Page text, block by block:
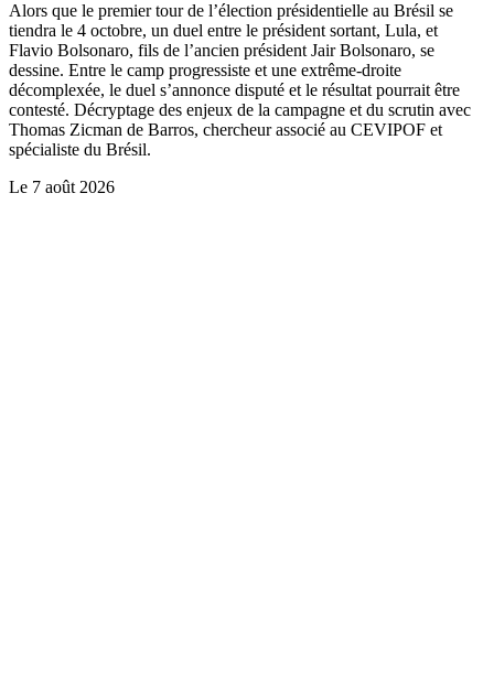
Alors que le premier tour de l’élection présidentielle au Brésil se
tiendra le 4 octobre, un duel entre le président sortant, Lula, et
Flavio Bolsonaro, fils de l’ancien président Jair Bolsonaro, se
dessine. Entre le camp progressiste et une extrême-droite
décomplexée, le duel s’annonce disputé et le résultat pourrait être
contesté. Décryptage des enjeux de la campagne et du scrutin avec
Thomas Zicman de Barros, chercheur associé au CEVIPOF et
spécialiste du Brésil.
Le 7 août 2026